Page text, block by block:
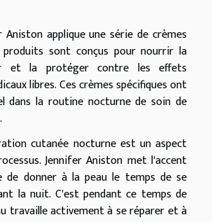
Aniston applique une série de crèmes
produits sont conçus pour nourrir la
et la protéger contre les effets
libres. Ces crèmes spécifiques ont
dans la routine nocturne de soin de
cutanée nocturne est un aspect
Jennifer Aniston met l'accent
de donner à la peau le temps de se
la nuit. C'est pendant ce temps de
travaille activement à se réparer et à